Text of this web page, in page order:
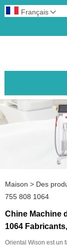
Français 
Maison > Des
755 808 1064
Chine Machine
1064
Oriental Wison est un